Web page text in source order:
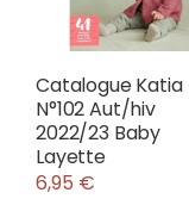
Catalogue Katia
N°102 Aut/hiv
2022/23 Baby
Layette
6,95 €